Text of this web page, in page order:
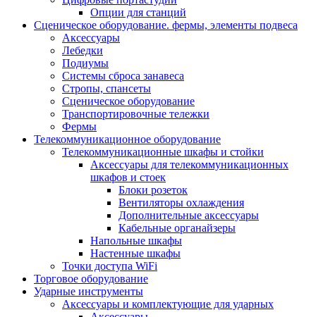
Опции для станций
Сценическое оборудование. фермы, элементы подвеса
Аксессуары
Лебедки
Подиумы
Системы сброса занавеса
Стропы, спансеты
Сценическое оборудование
Транспортировочные тележки
Фермы
Телекоммуникационное оборудование
Телекоммуникационные шкафы и стойки
Аксессуары для телекоммуникационных
шкафов и стоек
Блоки розеток
Вентиляторы охлаждения
Дополнительные аксессуары
Кабельные органайзеры
Напольные шкафы
Настенные шкафы
Точки доступа WiFi
Торговое оборудование
Ударные инструменты
Аксессуары и комплектующие для ударных